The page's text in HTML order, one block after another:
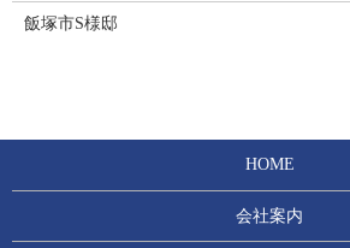
飯塚市S様邸
HOME
会社案内